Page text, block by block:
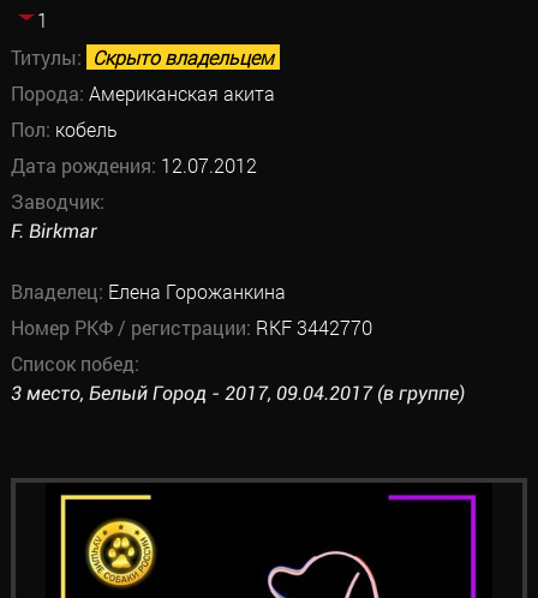
1
Титулы: Скрыто владельцем
Порода: Американская акита
Пол: кобель
Дата рождения: 12.07.2012
Заводчик:
F. Birkmar
Владелец: Елена Горожанкина
Номер РКФ / регистрации: RKF 3442770
Список побед:
3 место, Белый Город - 2017, 09.04.2017 (в группе)